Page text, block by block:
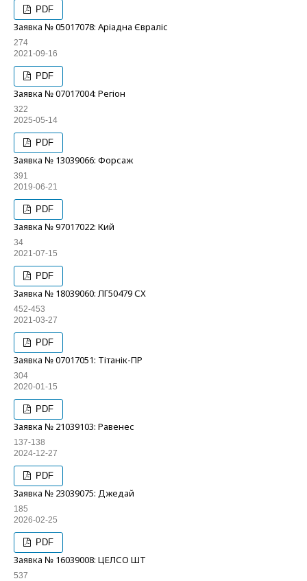
PDF
Заявка № 05017078: Аріадна Євраліс
274
2021-09-16
PDF
Заявка № 07017004: Регіон
322
2025-05-14
PDF
Заявка № 13039066: Форсаж
391
2019-06-21
PDF
Заявка № 97017022: Кий
34
2021-07-15
PDF
Заявка № 18039060: ЛГ50479 СХ
452-453
2021-03-27
PDF
Заявка № 07017051: Тітанік-ПР
304
2020-01-15
PDF
Заявка № 21039103: Равенес
137-138
2024-12-27
PDF
Заявка № 23039075: Джедай
185
2026-02-25
PDF
Заявка № 16039008: ЦЕЛСО ШТ
537